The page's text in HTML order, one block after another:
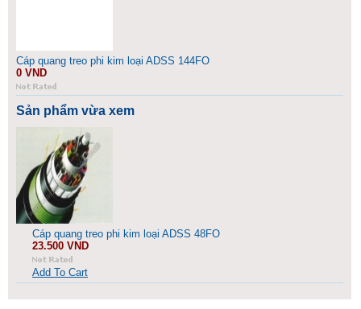
Cáp quang treo phi kim loại ADSS 144FO
0 VND
Sản phẩm vừa xem
Cáp quang treo phi kim loại ADSS 48FO
23.500 VND
Add To Cart